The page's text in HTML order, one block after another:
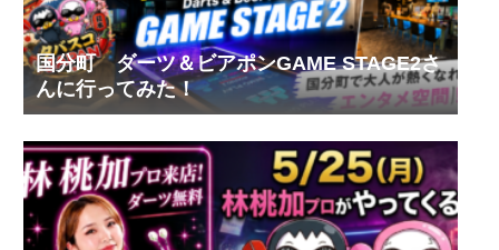
国分町 ダーツ＆ビアポンGAME STAGE2さ
んに行ってみた！